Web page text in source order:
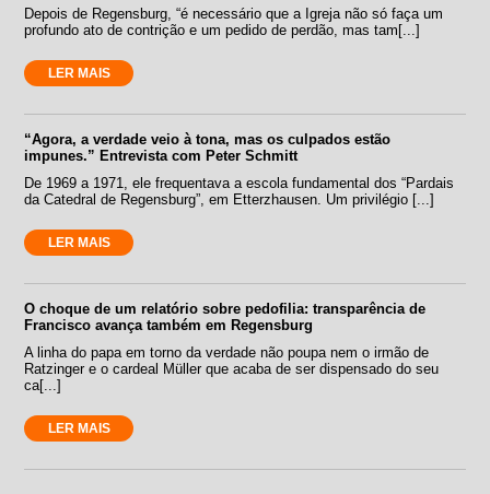
Depois de Regensburg, “é necessário que a Igreja não só faça um
profundo ato de contrição e um pedido de perdão, mas tam[...]
LER MAIS
“Agora, a verdade veio à tona, mas os culpados estão
impunes.” Entrevista com Peter Schmitt
De 1969 a 1971, ele frequentava a escola fundamental dos “Pardais
da Catedral de Regensburg”, em Etterzhausen. Um privilégio [...]
LER MAIS
O choque de um relatório sobre pedofilia: transparência de
Francisco avança também em Regensburg
A linha do papa em torno da verdade não poupa nem o irmão de
Ratzinger e o cardeal Müller que acaba de ser dispensado do seu
ca[...]
LER MAIS